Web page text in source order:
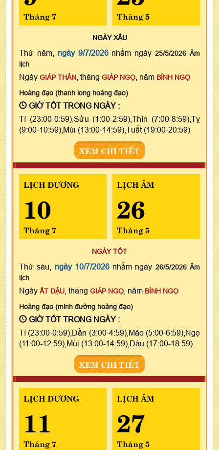
Tháng 7 Tháng 5
NGÀYXẤU
Thứ năm, ngày 9/7/2026nhằm ngày25/5/2026 Âm
lịch
Ngày GIÁP THÂN , tháng GIÁP NGỌ , năm BÍNH NGỌ
Hoàng đạo (thanh long hoàng đạo)
GIỜ TỐT TRONG NGÀY :
Tí (23:00-0:59),Sửu (1:00-2:59),Thìn (7:00-8:59),Tỵ
(9:00-10:59),Mùi (13:00-14:59),Tuất (19:00-20:59)
XEM CHI TIẾT
LỊCH DƯƠNG
10
Tháng 7
LỊCH ÂM
26
Tháng 5
NGÀY TỐT
Thứ sáu, ngày 10/7/2026nhằm ngày 26/5/2026 Âm
lịch
Ngày ẤT DẬU , tháng GIÁP NGỌ , năm BÍNH NGỌ
Hoàng đạo (minh đường hoàng đạo)
GIỜ TỐT TRONG NGÀY :
Tí (23:00-0:59),Dần (3:00-4:59),Mão (5:00-6:59),Ngọ
(11:00-12:59),Mùi (13:00-14:59),Dậu (17:00-18:59)
XEM CHI TIẾT
LỊCH DƯƠNG
11
Tháng 7
LỊCH ÂM
27
Tháng 5